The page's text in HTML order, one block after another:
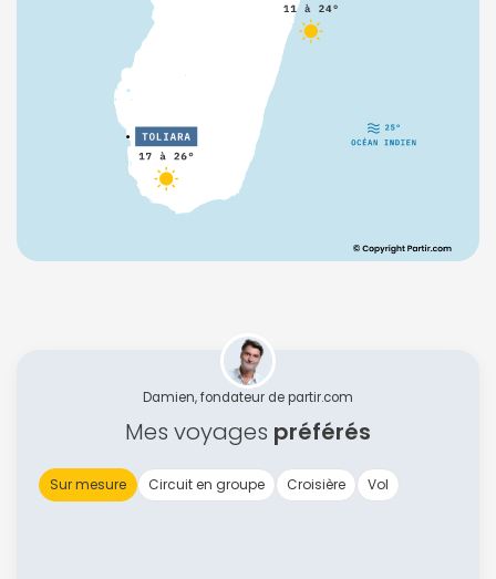
Damien, fondateur de partir.com
Mes voyages préférés
Sur mesure Circuit en groupe Croisière Vol